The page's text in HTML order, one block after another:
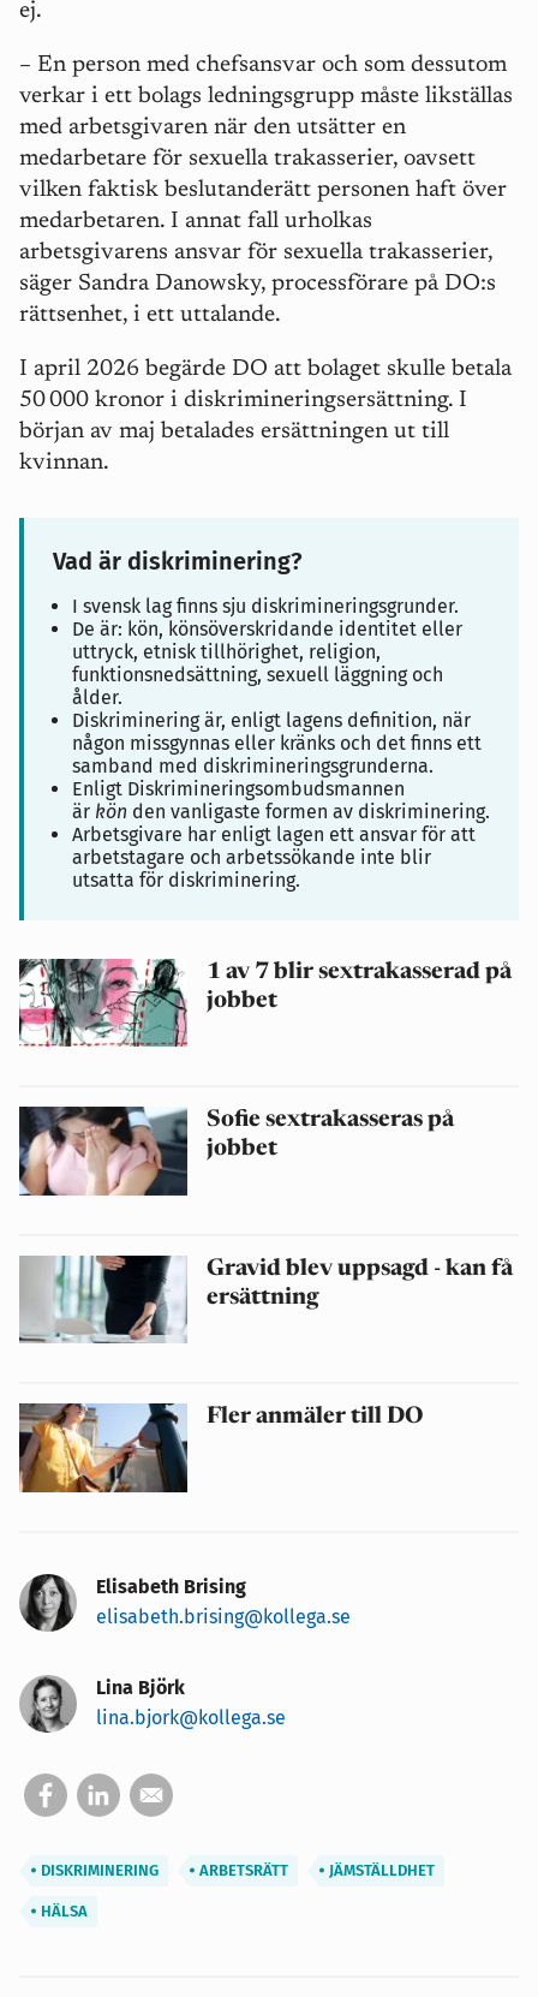
ej.
– En person med chefsansvar och som dessutom
verkar i ett bolags ledningsgrupp måste likställas
med arbetsgivaren när den utsätter en
medarbetare för sexuella trakasserier, oavsett
vilken faktisk beslutanderätt personen haft över
medarbetaren. I annat fall urholkas
arbetsgivarens ansvar för sexuella trakasserier,
säger Sandra Danowsky, processförare på DO:s
rättsenhet, i ett uttalande.
I april 2026 begärde DO att bolaget skulle betala
50000 kronor i diskrimineringsersättning. I
början av maj betalades ersättningen ut till
kvinnan.
Vad är diskriminering?
I svensk lag finns sju diskrimineringsgrunder.
De är: kön, könsöverskridande identitet eller
uttryck, etnisk tillhörighet, religion,
funktionsnedsättning, sexuell läggning och
ålder.
Diskriminering är, enligt lagens definition, när
någon missgynnas eller kränks och det finns ett
samband med diskrimineringsgrunderna.
Enligt Diskrimineringsombudsmannen
är kön den vanligaste formen av diskriminering.
Arbetsgivare har enligt lagen ett ansvar för att
arbetstagare och arbetssökande inte blir
utsatta för diskriminering.
1 av 7 blir sextrakasserad på
jobbet
Sofie sextrakasseras på
jobbet
Gravid blev uppsagd - kan få
ersättning
Fler anmäler till DO
Elisabeth Brising
elisabeth.brising@kollega.se
Lina Björk
lina.bjork@kollega.se
DISKRIMINERING ARBETSRÄTT JÄMSTÄLLDHET
HÄLSA